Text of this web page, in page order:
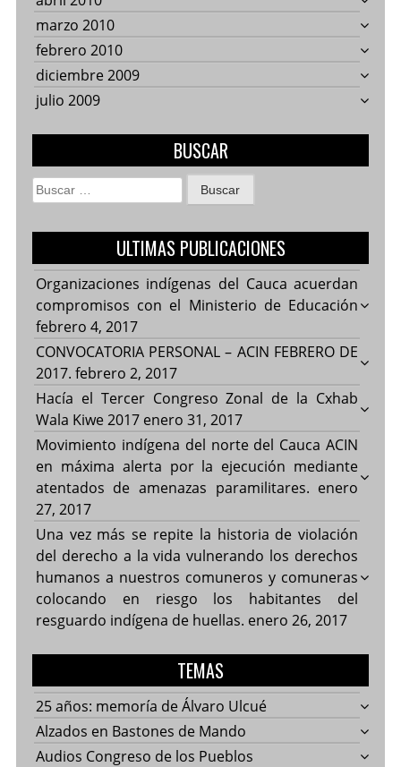
marzo 2010
febrero 2010
diciembre 2009
julio 2009
BUSCAR
Buscar:
ULTIMAS PUBLICACIONES
Organizaciones indígenas del Cauca acuerdan
compromisos con el Ministerio de Educación
febrero 4, 2017
CONVOCATORIA PERSONAL – ACIN FEBRERO DE
2017. febrero 2, 2017
Hacía el Tercer Congreso Zonal de la Cxhab
Wala Kiwe 2017 enero 31, 2017
Movimiento indígena del norte del Cauca ACIN
en máxima alerta por la ejecución mediante
atentados de amenazas paramilitares. enero
27, 2017
Una vez más se repite la historia de violación
del derecho a la vida vulnerando los derechos
humanos a nuestros comuneros y comuneras
colocando en riesgo los habitantes del
resguardo indígena de huellas. enero 26, 2017
TEMAS
25 años: memoría de Álvaro Ulcué
Alzados en Bastones de Mando
Audios Congreso de los Pueblos